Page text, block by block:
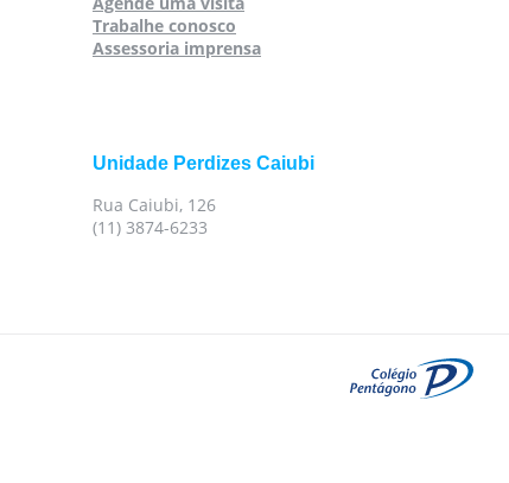
Trabalhe conosco
Assessoria imprensa
Unidade Perdizes Caiubi
Rua Caiubi, 126
(11) 3874-6233